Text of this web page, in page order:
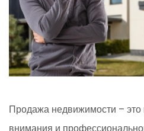
Продажа недвижимости –
внимания и